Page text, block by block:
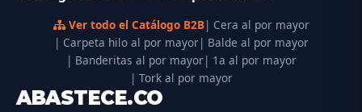
Ver todo el Catálogo B2B| Cera al por mayor
| Carpeta hilo al por mayor| Balde al por mayor
| Banderitas al por mayor| 1a al por mayor
| Tork al por mayor
ABASTECE.CO